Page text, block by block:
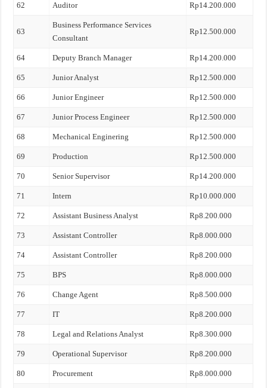
62 Auditor Rp14.200.000
63
Business Performance Services
Consultant
Rp12.500.000
64 Deputy Branch Manager Rp14.200.000
65 Junior Analyst Rp12.500.000
66 Junior Engineer Rp12.500.000
67 Junior Process Engineer Rp12.500.000
68 Mechanical Enginering Rp12.500.000
69 Production Rp12.500.000
70 Senior Supervisor Rp14.200.000
71 Intern Rp10.000.000
72 Assistant Business Analyst Rp8.200.000
73 Assistant Controller Rp8.000.000
74 Assistant Controller Rp8.200.000
75 BPS Rp8.000.000
76 Change Agent Rp8.500.000
77 IT Rp8.200.000
78 Legal and Relations Analyst Rp8.300.000
79 Operational Supervisor Rp8.200.000
80 Procurement Rp8.000.000